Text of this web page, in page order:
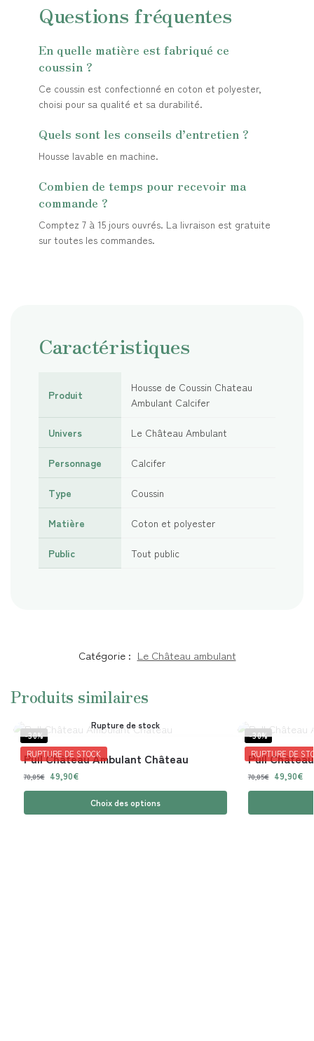
Questions fréquentes
En quelle matière est fabriqué ce
coussin ?
Ce coussin est confectionné en coton et polyester,
choisi pour sa qualité et sa durabilité.
Quels sont les conseils d’entretien ?
Housse lavable en machine.
Combien de temps pour recevoir ma
commande ?
Comptez 7 à 15 jours ouvrés. La livraison est gratuite
sur toutes les commandes.
Caractéristiques
Produit
Housse de Coussin Chateau
Ambulant Calcifer
Univers Le Château Ambulant
Personnage Calcifer
Type Coussin
Matière Coton et polyester
Public Tout public
Catégorie : Le Château ambulant
Produits similaires
-30%
RUPTURE DE STOCK
Rupture de stock
Pull Château Ambulant Château
70,85€ 49,90€
Choix des options
-30%
RUPTURE DE
Pull
70,85€ 49,90€